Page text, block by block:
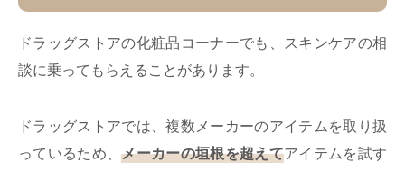
ドラッグストアの化粧品コーナーでも、スキンケアの相
談に乗ってもらえることがあります。
ドラッグストアでは、複数メーカーのアイテムを取り扱
っているため、メーカーの垣根を超えてアイテムを試す